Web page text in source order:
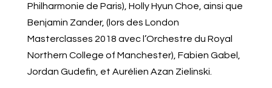
Philharmonie de Paris), Holly Hyun Choe, ainsi que
Benjamin Zander, (lors des London
Masterclasses 2018 avec l’Orchestre du Royal
Northern College of Manchester), Fabien Gabel,
Jordan Gudefin, et Aurélien Azan Zielinski.